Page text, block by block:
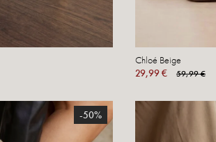
Chloé Beige
29,99 €
59,99 €
-50%